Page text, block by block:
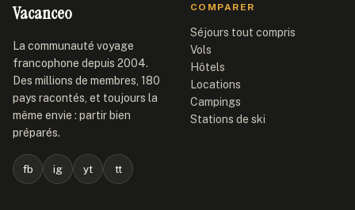
Vacanceo
La communauté voyage
francophone depuis 2004.
Des millions de membres, 180
pays racontés, et toujours la
même envie : partir bien
préparés.
fb ig yt tt
COMPARER
Séjours tout compris
Vols
Hôtels
Locations
Campings
Stations de ski